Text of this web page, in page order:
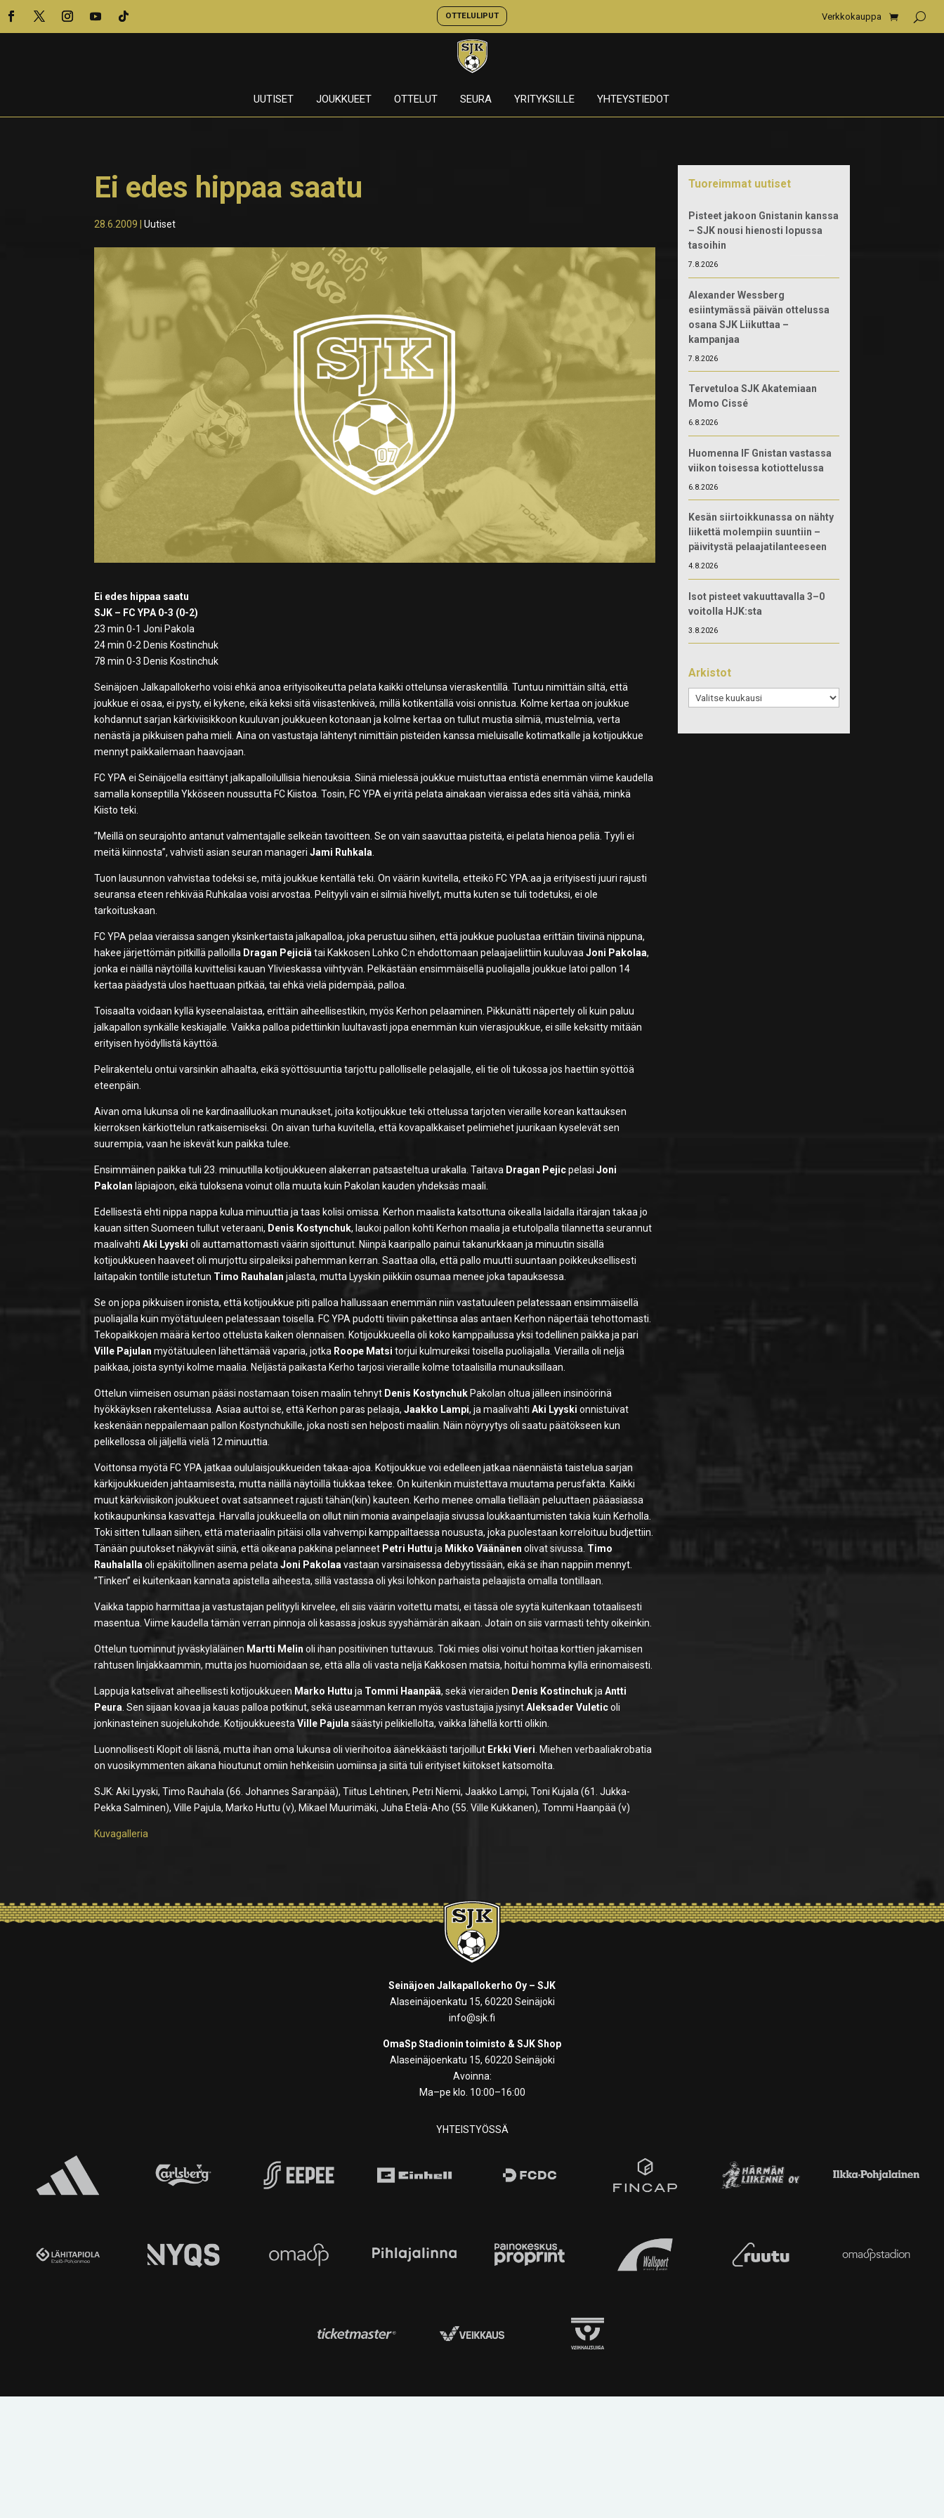
OTTELULIPUT Verkkokauppa
UUTISET JOUKKUEET OTTELUT SEURA YRITYKSILLE YHTEYSTIEDOT
Ei edes hippaa saatu
28.6.2009 |Uutiset
Ei edes hippaa saatu
SJK – FC YPA 0-3 (0-2)
23 min 0-1 Joni Pakola
24 min 0-2 Denis Kostinchuk
78 min 0-3 Denis Kostinchuk
Seinäjoen Jalkapallokerho voisi ehkä anoa erityisoikeutta pelata kaikki ottelunsa vieraskentillä. Tuntuu nimittäin siltä, että
joukkue ei osaa, ei pysty, ei kykene, eikä keksi sitä viisastenkiveä, millä kotikentällä voisi onnistua. Kolme kertaa on joukkue
kohdannut sarjan kärkiviisikkoon kuuluvan joukkueen kotonaan ja kolme kertaa on tullut mustia silmiä, mustelmia, verta
nenästä ja pikkuisen paha mieli. Aina on vastustaja lähtenyt nimittäin pisteiden kanssa mieluisalle kotimatkalle ja kotijoukkue
mennyt paikkailemaan haavojaan.
FC YPA ei Seinäjoella esittänyt jalkapalloilullisia hienouksia. Siinä mielessä joukkue muistuttaa entistä enemmän viime kaudella
samalla konseptilla Ykköseen noussutta FC Kiistoa. Tosin, FC YPA ei yritä pelata ainakaan vieraissa edes sitä vähää, minkä
Kiisto teki.
”Meillä on seurajohto antanut valmentajalle selkeän tavoitteen. Se on vain saavuttaa pisteitä, ei pelata hienoa peliä. Tyyli ei
meitä kiinnosta”, vahvisti asian seuran manageriJami Ruhkala.
Tuon lausunnon vahvistaa todeksi se, mitä joukkue kentällä teki. On väärin kuvitella, etteikö FC YPA:aa ja erityisesti juuri rajusti
seuransa eteen rehkivää Ruhkalaa voisi arvostaa. Pelityyli vain ei silmiä hivellyt, mutta kuten se tuli todetuksi, ei ole
tarkoituskaan.
FC YPA pelaa vieraissa sangen yksinkertaista jalkapalloa, joka perustuu siihen, että joukkue puolustaa erittäin tiiviinä nippuna,
hakee järjettömän pitkillä palloilla Dragan Pejiciätai Kakkosen Lohko C:n ehdottomaan pelaajaeliittiin kuuluvaaJoni Pakolaa,
jonka ei näillä näytöillä kuvittelisi kauan Ylivieskassa viihtyvän. Pelkästään ensimmäisellä puoliajalla joukkue latoi pallon 14
kertaa päädystä ulos haettuaan pitkää, tai ehkä vielä pidempää, palloa.
Toisaalta voidaan kyllä kyseenalaistaa, erittäin aiheellisestikin, myös Kerhon pelaaminen. Pikkunätti näpertely oli kuin paluu
jalkapallon synkälle keskiajalle. Vaikka palloa pidettiinkin luultavasti jopa enemmän kuin vierasjoukkue, ei sille keksitty mitään
erityisen hyödyllistä käyttöä.
Pelirakentelu ontui varsinkin alhaalta, eikä syöttösuuntia tarjottu pallolliselle pelaajalle, eli tie oli tukossa jos haettiin syöttöä
eteenpäin.
Aivan oma lukunsa oli ne kardinaaliluokan munaukset, joita kotijoukkue teki ottelussa tarjoten vieraille korean kattauksen
kierroksen kärkiottelun ratkaisemiseksi. On aivan turha kuvitella, että kovapalkkaiset pelimiehet juurikaan kyselevät sen
suurempia, vaan he iskevät kun paikka tulee.
Ensimmäinen paikka tuli 23. minuutilla kotijoukkueen alakerran patsasteltua urakalla. Taitava Dragan Pejicpelasi Joni
Pakolan läpiajoon, eikä tuloksena voinut olla muuta kuin Pakolan kauden yhdeksäs maali.
Edellisestä ehti nippa nappa kulua minuuttia ja taas kolisi omissa. Kerhon maalista katsottuna oikealla laidalla itärajan takaa jo
kauan sitten Suomeen tullut veteraani, Denis Kostynchuk, laukoi pallon kohti Kerhon maalia ja etutolpalla tilannetta seurannut
maalivahtiAki Lyyskioli auttamattomasti väärin sijoittunut. Niinpä kaaripallo painui takanurkkaan ja minuutin sisällä
kotijoukkueen haaveet oli murjottu sirpaleiksi pahemman kerran. Saattaa olla, että pallo muutti suuntaan poikkeuksellisesti
laitapakin tontille istutetun Timo Rauhalan jalasta, mutta Lyyskin piikkiin osumaa menee joka tapauksessa.
Se on jopa pikkuisen ironista, että kotijoukkue piti palloa hallussaan enemmän niin vastatuuleen pelatessaan ensimmäisellä
puoliajalla kuin myötätuuleen pelatessaan toisella. FC YPA pudotti tiiviin pakettinsa alas antaen Kerhon näpertää tehottomasti.
Tekopaikkojen määrä kertoo ottelusta kaiken olennaisen. Kotijoukkueella oli koko kamppailussa yksi todellinen paikka ja pari
Ville Pajulanmyötätuuleen lähettämää vaparia, jotka Roope Matsi torjui kulmureiksi toisella puoliajalla. Vierailla oli neljä
paikkaa, joista syntyi kolme maalia. Neljästä paikasta Kerho tarjosi vieraille kolme totaalisilla munauksillaan.
Ottelun viimeisen osuman pääsi nostamaan toisen maalin tehnyt Denis Kostynchuk Pakolan oltua jälleen insinöörinä
hyökkäyksen rakentelussa. Asiaa auttoi se, että Kerhon paras pelaaja,Jaakko Lampi, ja maalivahtiAki Lyyski onnistuivat
keskenään neppailemaan pallon Kostynchukille, joka nosti sen helposti maaliin. Näin nöyryytys oli saatu päätökseen kun
pelikellossa oli jäljellä vielä 12 minuuttia.
Voittonsa myötä FC YPA jatkaa oululaisjoukkueiden takaa-ajoa. Kotijoukkue voi edelleen jatkaa näennäistä taistelua sarjan
kärkijoukkueiden jahtaamisesta, mutta näillä näytöillä tiukkaa tekee. On kuitenkin muistettava muutama perusfakta. Kaikki
muut kärkiviisikon joukkueet ovat satsanneet rajusti tähän(kin) kauteen. Kerho menee omalla tiellään peluuttaen pääasiassa
kotikaupunkinsa kasvatteja. Harvalla joukkueella on ollut niin monia avainpelaajia sivussa loukkaantumisten takia kuin Kerholla.
Toki sitten tullaan siihen, että materiaalin pitäisi olla vahvempi kamppailtaessa noususta, joka puolestaan korreloituu budjettiin.
Tänään puutokset näkyivät siinä, että oikeana pakkina pelanneet Petri Huttu ja Mikko Väänänenolivat sivussa. Timo
Rauhalallaoli epäkiitollinen asema pelataJoni Pakolaavastaan varsinaisessa debyytissään, eikä se ihan nappiin mennyt.
”Tinken” ei kuitenkaan kannata apistella aiheesta, sillä vastassa oli yksi lohkon parhaista pelaajista omalla tontillaan.
Vaikka tappio harmittaa ja vastustajan pelityyli kirvelee, eli siis väärin voitettu matsi, ei tässä ole syytä kuitenkaan totaalisesti
masentua. Viime kaudella tämän verran pinnoja oli kasassa joskus syyshämärän aikaan. Jotain on siis varmasti tehty oikeinkin.
Ottelun tuominnut jyväskyläläinen Martti Melinoli ihan positiivinen tuttavuus. Toki mies olisi voinut hoitaa korttien jakamisen
rahtusen linjakkaammin, mutta jos huomioidaan se, että alla oli vasta neljä Kakkosen matsia, hoitui homma kyllä erinomaisesti.
Lappuja katselivat aiheellisesti kotijoukkueen Marko Huttu ja Tommi Haanpää, sekä vieraiden Denis KostinchukjaAntti
Peura. Sen sijaan kovaa ja kauas palloa potkinut, sekä useamman kerran myös vastustajia jysinytAleksader Vuleticoli
jonkinasteinen suojelukohde. KotijoukkueestaVille Pajulasäästyi pelikiellolta, vaikka lähellä kortti olikin.
Luonnollisesti Klopit oli läsnä, mutta ihan oma lukunsa oli vierihoitoa äänekkäästi tarjoillut Erkki Vieri. Miehen verbaaliakrobatia
on vuosikymmenten aikana hioutunut omiin hehkeisiin uomiinsa ja siitä tuli erityiset kiitokset katsomolta.
SJK: Aki Lyyski, Timo Rauhala (66. Johannes Saranpää), Tiitus Lehtinen, Petri Niemi, Jaakko Lampi, Toni Kujala (61. Jukka-
Pekka Salminen), Ville Pajula, Marko Huttu (v), Mikael Muurimäki, Juha Etelä-Aho (55. Ville Kukkanen), Tommi Haanpää (v)
Kuvagalleria
Tuoreimmat uutiset
Pisteet jakoon Gnistanin kanssa
– SJK nousi hienosti lopussa
tasoihin
7.8.2026
Alexander Wessberg
esiintymässä päivän ottelussa
osana SJK Liikuttaa –
kampanjaa
7.8.2026
Tervetuloa SJK Akatemiaan
Momo Cissé
6.8.2026
Huomenna IF Gnistan vastassa
viikon toisessa kotiottelussa
6.8.2026
Kesän siirtoikkunassa on nähty
liikettä molempiin suuntiin –
päivitystä pelaajatilanteeseen
4.8.2026
Isot pisteet vakuuttavalla 3–0
voitolla HJK:sta
3.8.2026
Arkistot
Arkistot
Seinäjoen Jalkapallokerho Oy – SJK
Alaseinäjoenkatu 15, 60220 Seinäjoki
info@sjk.fi
OmaSp Stadionin toimisto & SJK Shop
Alaseinäjoenkatu 15, 60220 Seinäjoki
Avoinna:
Ma–pe klo. 10:00–16:00
YHTEISTYÖSSÄ